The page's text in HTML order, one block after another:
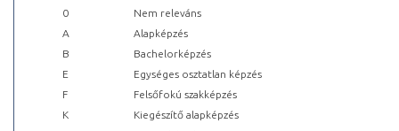
0
Nem releváns
A
Alapképzés
B
Bachelorképzés
E
Egységes osztatlan képzés
F
Felsőfokú szakképzés
K
Kiegészítő alapképzés